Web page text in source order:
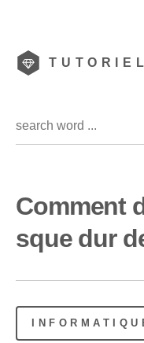
Comment
sque dur